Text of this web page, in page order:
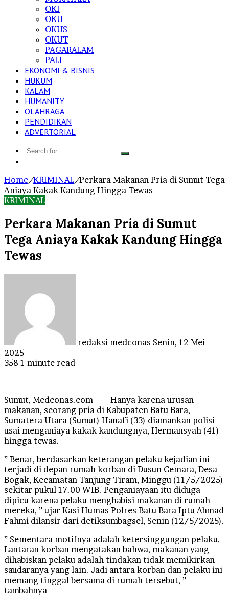
OKI
OKU
OKUS
OKUT
PAGARALAM
PALI
EKONOMI & BISNIS
HUKUM
KALAM
HUMANITY
OLAHRAGA
PENDIDIKAN
ADVERTORIAL
Search
Home/KRIMINAL/Perkara Makanan Pria di Sumut Tega
Aniaya Kakak Kandung Hingga Tewas
KRIMINAL
Perkara Makanan Pria di Sumut
Tega Aniaya Kakak Kandung Hingga
Tewas
redaksi medconas Senin, 12 Mei
2025
358 1 minute read
Sumut, Medconas.com—– Hanya karena urusan
makanan, seorang pria di Kabupaten Batu Bara,
Sumatera Utara (Sumut) Hanafi (33) diamankan polisi
usai menganiaya kakak kandungnya, Hermansyah (41)
hingga tewas.
” Benar, berdasarkan keterangan pelaku kejadian ini
terjadi di depan rumah korban di Dusun Cemara, Desa
Bogak, Kecamatan Tanjung Tiram, Minggu (11/5/2025)
sekitar pukul 17.00 WIB. Penganiayaan itu diduga
dipicu karena pelaku menghabisi makanan di rumah
mereka, ” ujar Kasi Humas Polres Batu Bara Iptu Ahmad
Fahmi dilansir dari detiksumbagsel, Senin (12/5/2025).
” Sementara motifnya adalah ketersinggungan pelaku.
Lantaran korban mengatakan bahwa, makanan yang
dihabiskan pelaku adalah tindakan tidak memikirkan
saudaranya yang lain. Jadi antara korban dan pelaku ini
memang tinggal bersama di rumah tersebut, ”
tambahnya